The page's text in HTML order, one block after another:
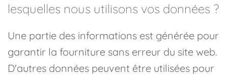
lesquelles nous utilisons vos données ?
Une partie des informations est générée pour
garantir la fourniture sans erreur du site web.
D'autres données peuvent être utilisées pour